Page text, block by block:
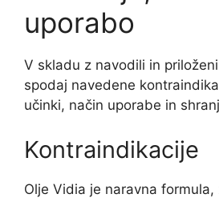
uporabo
V skladu z navodili in
spodaj navedene
učinki, način uporabe in
Kontraindikacije
Olje Vidia je naravna formula,